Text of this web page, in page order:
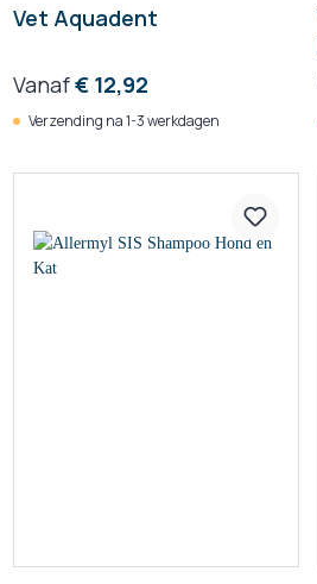
Vet Aquadent
Vanaf€ 12,92
Verzending na 1-3 werkdagen